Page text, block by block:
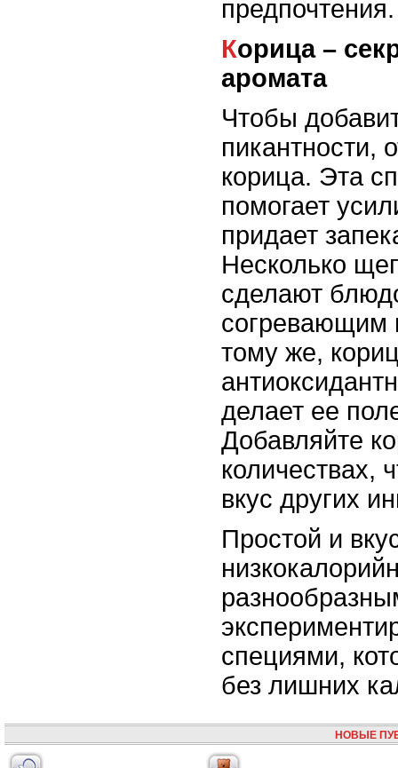
предпочтения.
Корица – секрет особого
аромата
Чтобы
пикантности,
корица. Эта
помогает
придает
Несколько
сделают
согревающим
тому же,
делает ее
Добавляйте
количествах,
вкус других
Простой и
специями,
без лишних
НОВЫЕ